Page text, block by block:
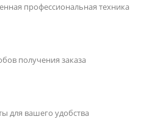
профессиональная техника
получения заказа
для вашего удобства